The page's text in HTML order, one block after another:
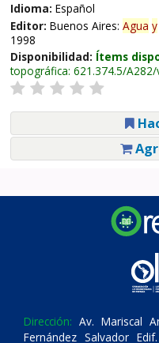
Idioma: Español
Editor: Buenos Aires: Agua y
1998
Disponibilidad: Ítems
topográfica: 621.374.5/A282/
Dirección: Av. Mariscal
Fernández Salvador